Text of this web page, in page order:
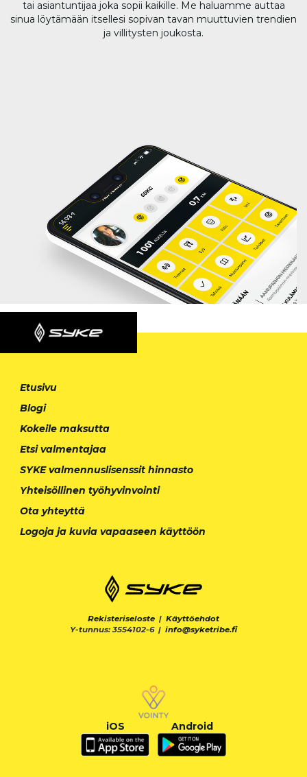
tai asiantuntijaa joka sopii kaikille. Me haluamme auttaa
sinua löytämään itsellesi sopivan tavan muuttuvien trendien
ja villitysten joukosta.
Etusivu
Blogi
Kokeile maksutta
Etsi valmentajaa
SYKE valmennuslisenssit hinnasto
Yhteisöllinen työhyvinvointi
Ota yhteyttä
Logoja ja kuvia vapaaseen käyttöön
Rekisteriseloste | Käyttöehdot
Y-tunnus: 3554102-6 | info@syketribe.fi
iOS Android